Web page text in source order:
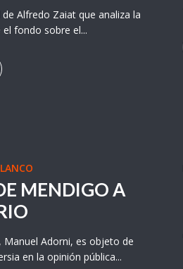
Alfredo Zaiat que analiza la
fondo sobre el...
MENDIGO A
Manuel Adorni, es objeto de
en la opinión pública...